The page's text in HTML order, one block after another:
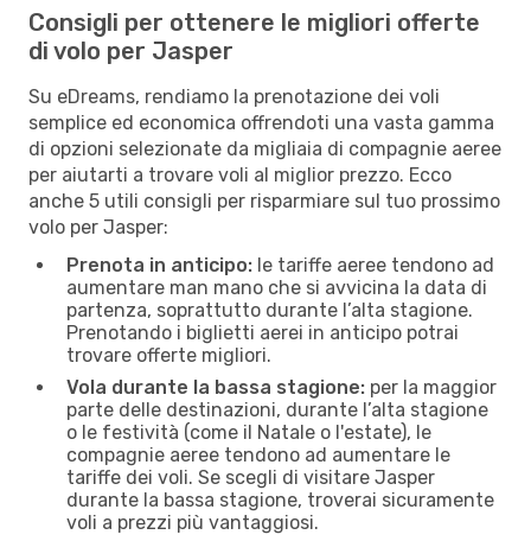
Consigli per ottenere le migliori offerte
di volo per Jasper
Su eDreams, rendiamo la prenotazione dei voli
semplice ed economica offrendoti una vasta gamma
di opzioni selezionate da migliaia di compagnie aeree
per aiutarti a trovare voli al miglior prezzo. Ecco
anche 5 utili consigli per risparmiare sul tuo prossimo
volo per Jasper:
Prenota in anticipo: le tariffe aeree tendono ad
aumentare man mano che si avvicina la data di
partenza, soprattutto durante l’alta stagione.
Prenotando i biglietti aerei in anticipo potrai
trovare offerte migliori.
Vola durante la bassa stagione: per la maggior
parte delle destinazioni, durante l’alta stagione
o le festività (come il Natale o l'estate), le
compagnie aeree tendono ad aumentare le
tariffe dei voli. Se scegli di visitare Jasper
durante la bassa stagione, troverai sicuramente
voli a prezzi più vantaggiosi.